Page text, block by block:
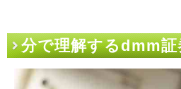
分で理解するdmm